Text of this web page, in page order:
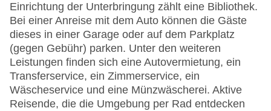
Einrichtung der Unterbringung zählt eine Bibliothek.
Bei einer Anreise mit dem Auto können die Gäste
dieses in einer Garage oder auf dem Parkplatz
(gegen Gebühr) parken. Unter den weiteren
Leistungen finden sich eine Autovermietung, ein
Transferservice, ein Zimmerservice, ein
Wäscheservice und eine Münzwäscherei. Aktive
Reisende, die die Umgebung per Rad entdecken